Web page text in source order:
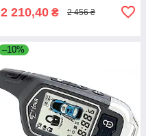
2 210,40 ₴ 2 456 ₴
–10%